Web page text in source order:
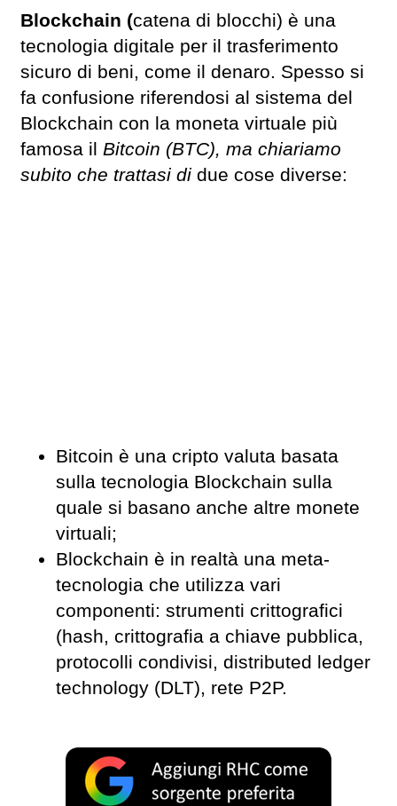
Blockchain (catena di blocchi) è una
tecnologia digitale per il trasferimento
sicuro di beni, come il denaro. Spesso si
fa confusione riferendosi al sistema del
Blockchain con la moneta virtuale più
famosa il Bitcoin (BTC), ma chiariamo
subito che trattasi di due cose diverse:
Bitcoin è una cripto valuta basata
sulla tecnologia Blockchain sulla
quale si basano anche altre monete
virtuali;
Blockchain è in realtà una meta-
tecnologia che utilizza vari
componenti: strumenti crittografici
(hash, crittografia a chiave pubblica,
protocolli condivisi, distributed ledger
technology (DLT), rete P2P.